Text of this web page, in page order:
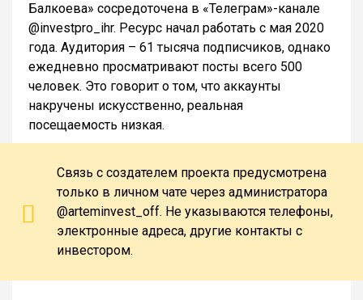
Балкоева» сосредоточена в «Телеграм»-канале
@investpro_ihr. Ресурс начал работать с мая 2020
года. Аудитория – 61 тысяча подписчиков, однако
ежедневно просматривают посты всего 500
человек. Это говорит о том, что аккаунты
накручены искусственно, реальная
посещаемость низкая.
Связь с создателем проекта предусмотрена
только в личном чате через администратора
@arteminvest_off. Не указываются телефоны,
электронные адреса, другие контакты с
инвестором.